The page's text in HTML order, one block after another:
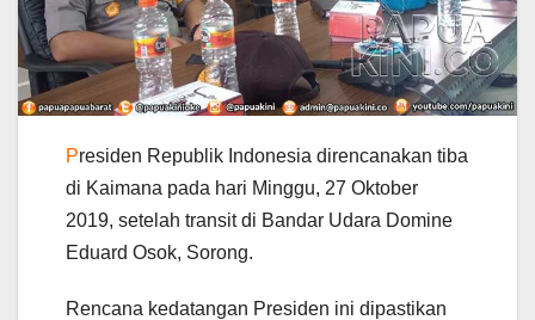
Presiden Republik Indonesia direncanakan tiba
di Kaimana pada hari Minggu, 27 Oktober
2019, setelah transit di Bandar Udara Domine
Eduard Osok, Sorong.
Rencana kedatangan Presiden ini dipastikan